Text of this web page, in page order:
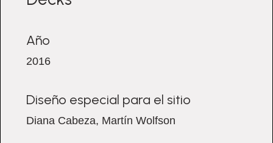
Año
2016
Diseño especial para el sitio
Diana Cabeza, Martín Wolfson